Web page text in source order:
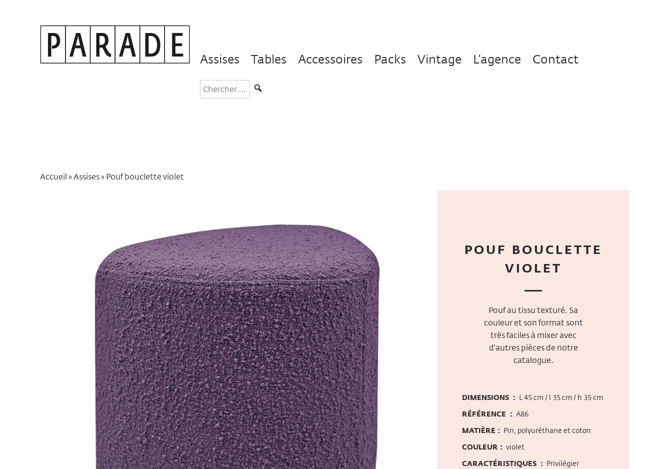
Assises Tables Accessoires Packs Vintage L’agence
Contact
Rechercher
Accueil »Assises»Pouf bouclette violet
POUF BOUCLETTE
VIOLET
Pouf au tissu texturé. Sa
couleur et son format sont
très faciles à mixer avec
d'autres pièces de notre
catalogue.
DIMENSIONS : L 45 cm / l 35 cm / h 35 cm
RÉFÉRENCE : A86
MATIÈRE : Pin, polyuréthane et coton
COULEUR : violet
CARACTÉRISTIQUES : Privilégier